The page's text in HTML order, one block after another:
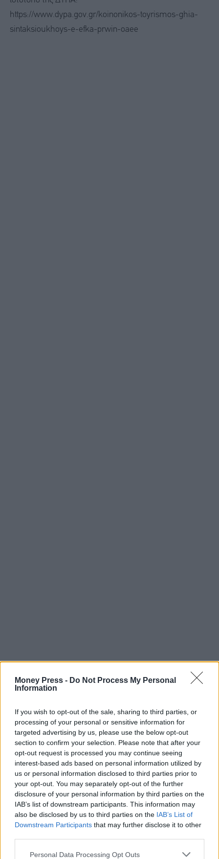
Money Press - Do Not Process My Personal
Information
If you wish to opt-out of the sale, sharing to third parties, or
processing of your personal or sensitive information for
targeted advertising by us, please use the below opt-out
section to confirm your selection. Please note that after your
opt-out request is processed you may continue seeing
interest-based ads based on personal information utilized by
us or personal information disclosed to third parties prior to
your opt-out. You may separately opt-out of the further
disclosure of your personal information by third parties on the
IAB’s list of downstream participants. This information may
also be disclosed by us to third parties on the IAB’s List of
Downstream Participants that may further disclose it to other
Personal Data Processing Opt Outs
https://www.dypa.gov.gr/koinonikos-toyrismos-ghia-
sintaksioukhoys-e-efka-prwin-oaee